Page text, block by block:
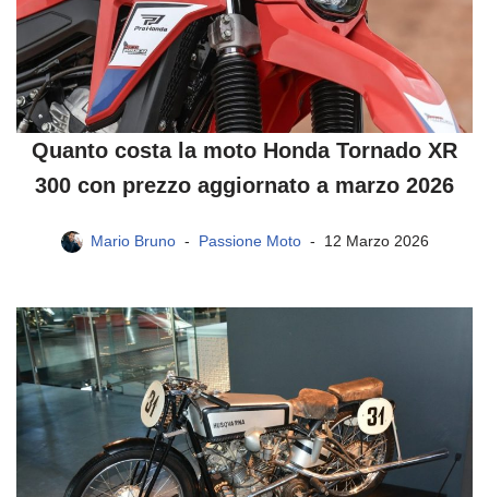
Quanto costa la moto Honda Tornado XR
300 con prezzo aggiornato a marzo 2026
Mario Bruno Passione Moto 12 Marzo 2026